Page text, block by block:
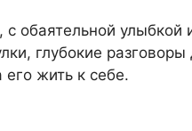
обаятельной улыбкой
глубокие
жить к себе.